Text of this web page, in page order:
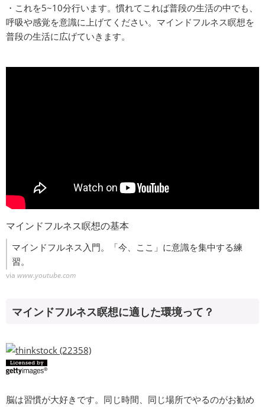
・これを5~10分行います。慣れてこれば普段の生活の中でも、
呼吸や感覚を意識に上げてください。マインドフルネス瞑想を
普段の生活に広げていきます。
マインドフルネス瞑想の基本
マインドフルネス入門。「今、ここ」に意識を集中する練
習。
via www.youtube.com
マインドフルネス瞑想に適した環境って？
脳は習慣が大好きです。同じ時間、同じ場所でやるのがお勧め